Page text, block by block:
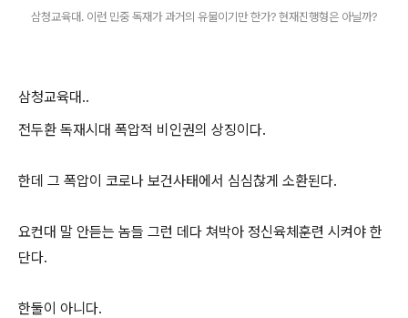
삼청교육대. 이런 민중 독재가 과거의 유물이기만 한가? 현재진행형은 아닐까?
삼청교육대..
전두환 독재시대 폭압적 비인권의 상징이다.
한데 그 폭압이 코로나 보건사태에서 심심찮게 소환된다.
요컨대 말 안듣는 놈들 그런 데다 쳐박아 정신육체훈련 시켜야 한
단다.
한둘이 아니다.